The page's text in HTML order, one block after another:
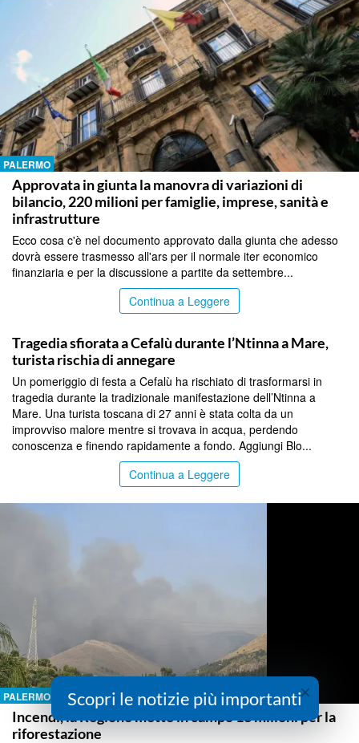
PALERMO
Approvata in giunta la manovra di variazioni di
bilancio, 220 milioni per famiglie, imprese, sanità e
infrastrutture
Ecco cosa c'è nel documento approvato dalla giunta che adesso
dovrà essere trasmesso all'ars per il normale iter economico
finanziaria e per la discussione a partite da settembre...
Continua a Leggere
Tragedia sfiorata a Cefalù durante l’Ntinna a Mare,
turista rischia di annegare
Un pomeriggio di festa a Cefalù ha rischiato di trasformarsi in
tragedia durante la tradizionale manifestazione dell’Ntinna a
Mare. Una turista toscana di 27 anni è stata colta da un
improvviso malore mentre si trovava in acqua, perdendo
conoscenza e finendo rapidamente a fondo. Aggiungi Blo...
Continua a Leggere
PALERMO
Incendi, la Regione mette in campo 18 milioni per la
riforestazione
×
Scopri le notizie più importanti